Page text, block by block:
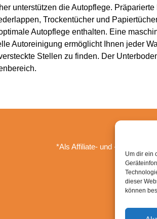
Um dir ein
dieser
können
unterstützen die Autopflege.
Trockentücher und
Autopflege enthalten. Eine
Autoreinigung ermöglicht Ihnen jeder
Stellen zu finden. Der
*Als Affiliate- und -Ebay/